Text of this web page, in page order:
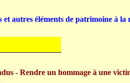
- Rendre un hommage à une
et autres éléments de patrimoine à la